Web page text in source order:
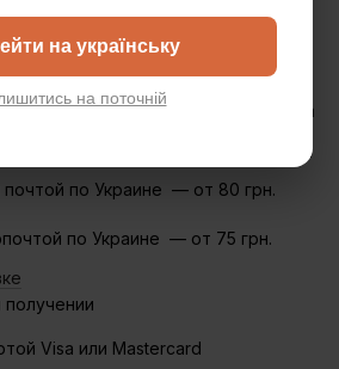
на українську
на поточній
- 73,8 см
- 38,5 см
высококачественной березовой
которая может быть покрыта
натуральные, безопасные материалы!
почтой по Украине — от 80 грн.
по Украине — от 75 грн.
Visa или Mastercard